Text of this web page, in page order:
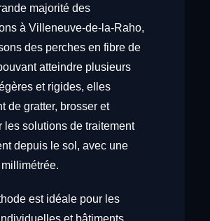
majorité des
à Villeneuve-de-la-Raho,
des perches en fibre de
atteindre plusieurs
et rigides, elles
de gratter, brosser et
les solutions de traitement
depuis le sol, avec une
est idéale pour les
et bâtiments